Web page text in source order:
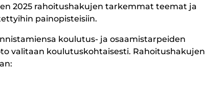
2025 rahoitushakujen tarkemmat teemat ja
painopisteisiin.
koulutus- ja osaamistarpeiden
valitaan koulutuskohtaisesti. Rahoitushakujen